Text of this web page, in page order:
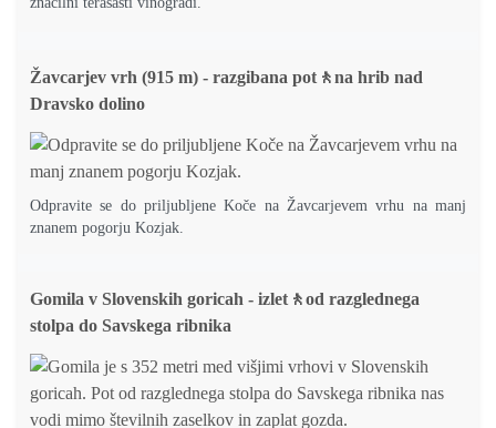
Žavcarjev vrh (915 m) - razgibana pot🚶na hrib nad
Dravsko dolino
Odpravite se do priljubljene Koče na Žavcarjevem vrhu na manj
znanem pogorju Kozjak.
Gomila v Slovenskih goricah - izlet🚶od razglednega
stolpa do Savskega ribnika